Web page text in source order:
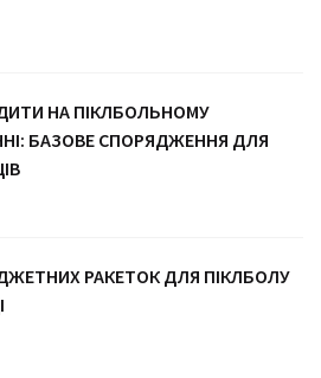
НА ПІКЛБОЛЬНОМУ
БАЗОВЕ СПОРЯДЖЕННЯ ДЛЯ
РАКЕТОК ДЛЯ ПІКЛБОЛУ